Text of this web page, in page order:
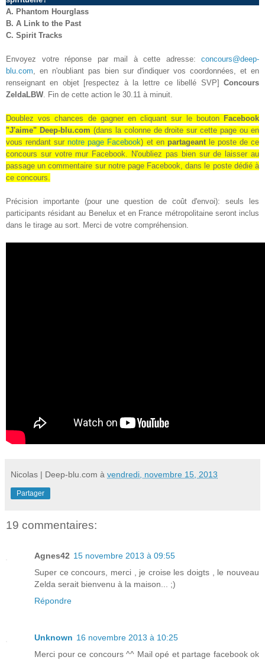
A. Phantom Hourglass
B. A Link to the Past
C. Spirit Tracks
Envoyez votre réponse par mail à cette adresse: concours@deep-
blu.com , en n'oubliant pas bien sur d'indiquer vos coordonnées, et en
renseignant en objet [respectez à la lettre ce libellé SVP] Concours
ZeldaLBW . Fin de cette action le 30.11 à minuit.
Doublez vos chances de gagner en cliquant sur le bouton Facebook
"J'aime" Deep-blu.com (dans la colonne de droite sur cette page ou en
vous rendant surnotre page Facebook) et en partageantle poste de ce
concours sur votre mur Facebook . N'oubliez pas bien sur de laisser au
passage un commentaire sur notre page Facebook, dans le poste dédié à
ce concours.
Précision importante (pour une question de coût d'envoi): seuls les
participants résidant au Benelux et en France métropolitaine seront inclus
dans le tirage au sort. Merci de votre compréhension.
Nicolas | Deep-blu.com à vendredi, novembre 15, 2013
Partager
19 commentaires:
Agnes42 15 novembre 2013 à 09:55
Super ce concours, merci , je croise les doigts , le nouveau
Zelda serait bienvenu à la maison... ;)
Répondre
Unknown 16 novembre 2013 à 10:25
Merci pour ce concours ^^ Mail opé et partage facebook ok